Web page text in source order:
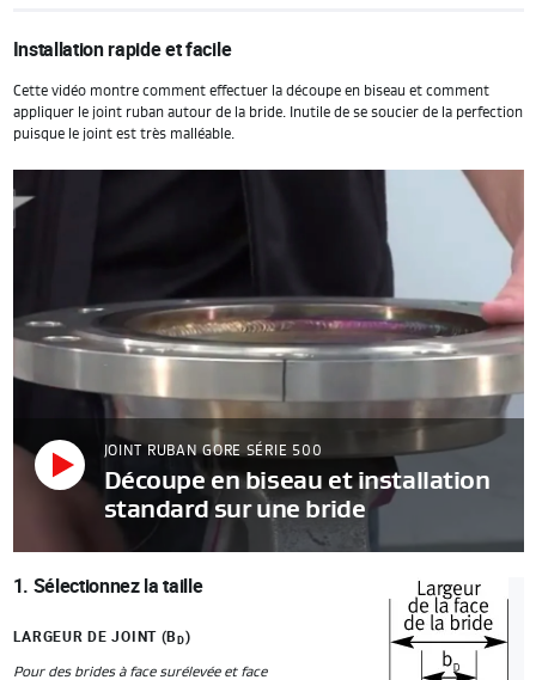
Installation rapide et facile
Cette vidéo montre comment effectuer la découpe en biseau et comment
appliquer le joint ruban autour de la bride. Inutile de se soucier de la perfection
puisque le joint est très malléable.
JOINT RUBAN GORE SÉRIE 500
Découpe en biseau et installation
standard sur une bride
1. Sélectionnez la taille
LARGEUR DE JOINT (BD)
Pour des brides à face surélevée et face